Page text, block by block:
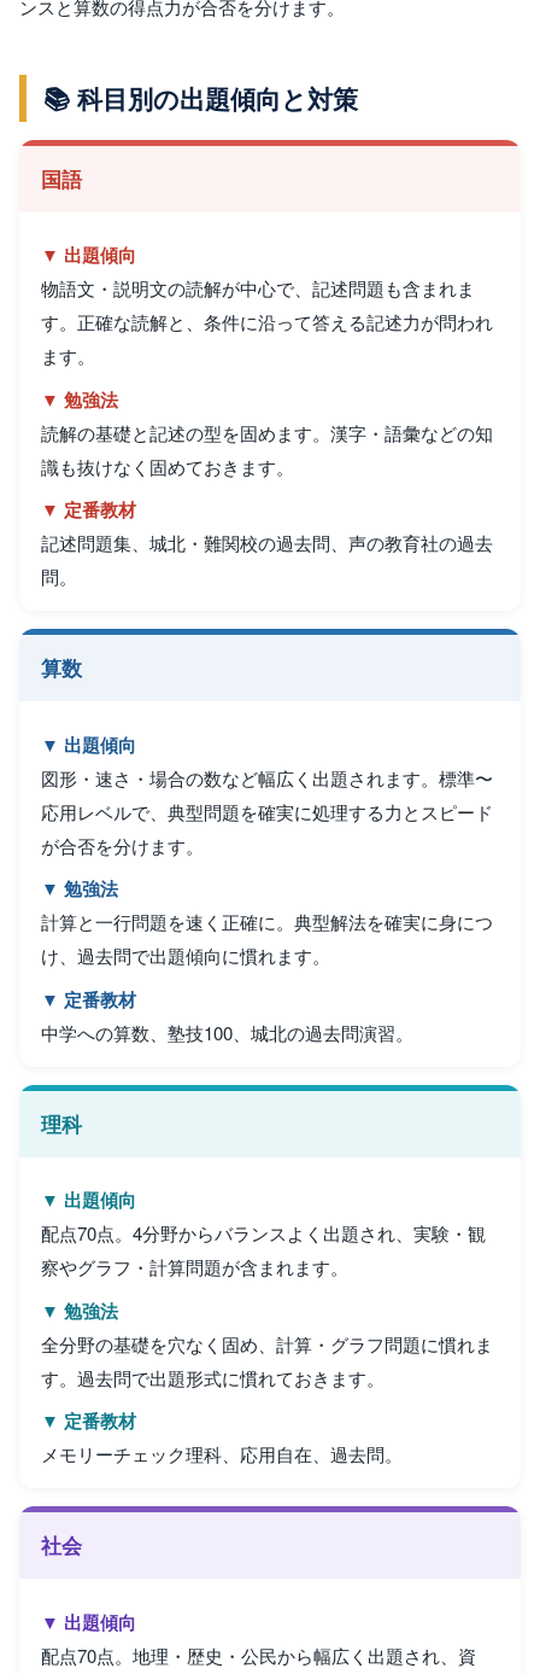
ンスと算数の得点力が合否を分けます。
📚 科目別の出題傾向と対策
国語
▼ 出題傾向
物語文・説明文の読解が中心で、記述問題も含まれま
す。正確な読解と、条件に沿って答える記述力が問われ
ます。
▼ 勉強法
読解の基礎と記述の型を固めます。漢字・語彙などの知
識も抜けなく固めておきます。
▼ 定番教材
記述問題集、城北・難関校の過去問、声の教育社の過去
問。
算数
▼ 出題傾向
図形・速さ・場合の数など幅広く出題されます。標準〜
応用レベルで、典型問題を確実に処理する力とスピード
が合否を分けます。
▼ 勉強法
計算と一行問題を速く正確に。典型解法を確実に身につ
け、過去問で出題傾向に慣れます。
▼ 定番教材
中学への算数、塾技100、城北の過去問演習。
理科
▼ 出題傾向
配点70点。4分野からバランスよく出題され、実験・観
察やグラフ・計算問題が含まれます。
▼ 勉強法
全分野の基礎を穴なく固め、計算・グラフ問題に慣れま
す。過去問で出題形式に慣れておきます。
▼ 定番教材
メモリーチェック理科、応用自在、過去問。
社会
▼ 出題傾向
配点70点。地理・歴史・公民から幅広く出題され、資